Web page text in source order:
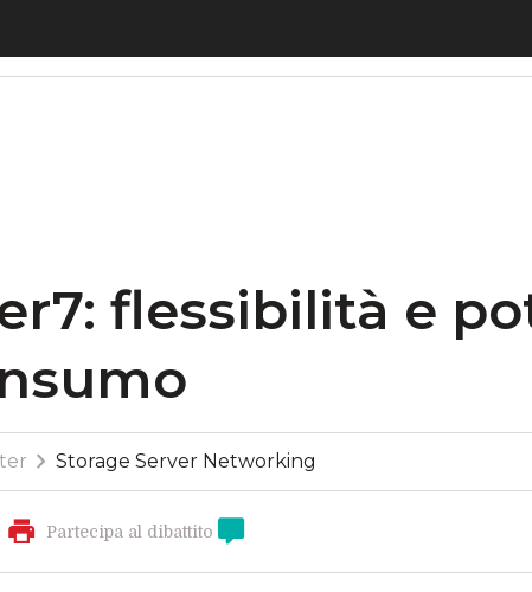
flessibilità e
Storage Server Networking
Partecipa al dibattito